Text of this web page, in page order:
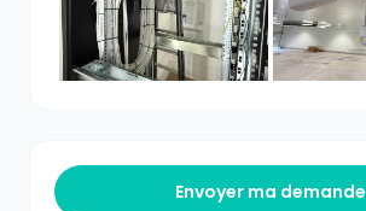
Envoyer ma demande